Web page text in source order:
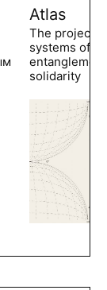
Atlas
The project
systems of
solidarity